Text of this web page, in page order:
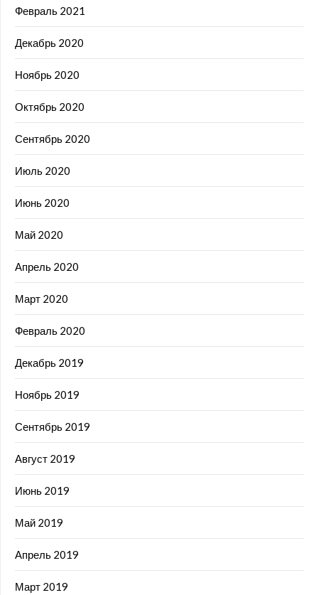
Февраль 2021
Декабрь 2020
Ноябрь 2020
Октябрь 2020
Сентябрь 2020
Июль 2020
Июнь 2020
Май 2020
Апрель 2020
Март 2020
Февраль 2020
Декабрь 2019
Ноябрь 2019
Сентябрь 2019
Август 2019
Июнь 2019
Май 2019
Апрель 2019
Март 2019